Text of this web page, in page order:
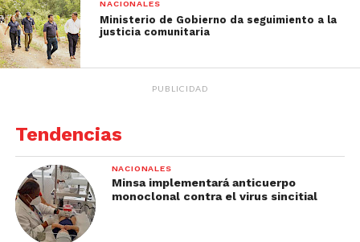
NACIONALES
Ministerio de Gobierno da seguimiento a la
justicia comunitaria
PUBLICIDAD
Tendencias
NACIONALES
Minsa implementará anticuerpo
monoclonal contra el virus sincitial